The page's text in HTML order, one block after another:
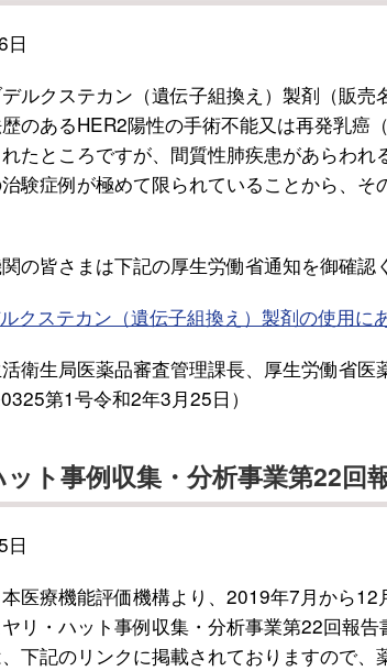
日
ルクステカン（遺伝子組換え）製剤（販
のあるHER2陽性の手術不能又は再発乳癌
たところですが、間質性肺疾患があらわ
験症例が極めて限られていることから、
の皆さまは下記の厚生労働省通知を御確認
クステカン（遺伝子組換え）製剤の使用に
活衛生局医薬品審査管理課長、厚生労働省
第1号令和2年3月25日）
ト事例収集・分析事業第22回
日
医療機能評価機構より、2019年7月から
リ・ハット事例収集・分析事業第22回報
下記のリンクに掲載されておりますので、